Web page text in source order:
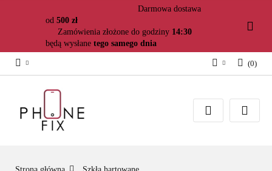
Darmowa dostawa
od 500 zł
Zamówienia złożone do godziny 14:30
będą wysłane tego samego dnia
Załóż konto
(0)